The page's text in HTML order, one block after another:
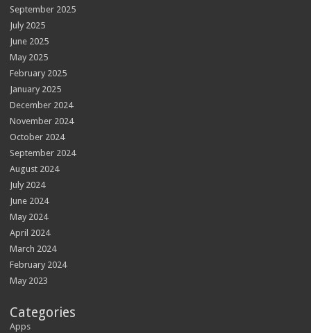
September 2025
July 2025
June 2025
May 2025
February 2025
January 2025
December 2024
November 2024
October 2024
September 2024
August 2024
July 2024
June 2024
May 2024
April 2024
March 2024
February 2024
May 2023
Categories
Apps